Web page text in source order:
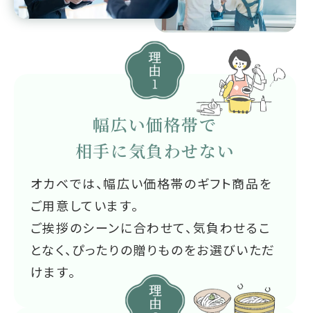
幅広い価格帯で
相手に気負わせない
オカベでは、幅広い価格帯のギフト商品を
ご用意しています。
ご挨拶のシーンに合わせて、気負わせるこ
となく、ぴったりの贈りものをお選びいただ
けます。